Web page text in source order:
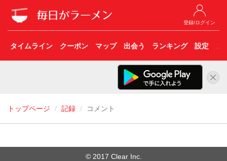
登録/ログイン
タイムライン クーポン マップ 出会う ランキング 設定 こ
トップページ 記録 コメント
© 2017 Clear Inc.